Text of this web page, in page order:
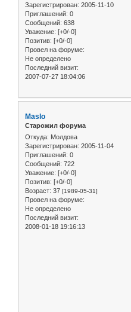
Зарегистрирован: 2005-11-10
Приглашений: 0
Сообщений: 638
Уважение: [+0/-0]
Позитив: [+0/-0]
Провел на форуме:
Не определено
Последний визит:
2007-07-27 18:04:06
Maslo
Старожил форума
Откуда: Молдова
Зарегистрирован: 2005-11-04
Приглашений: 0
Сообщений: 722
Уважение: [+0/-0]
Позитив: [+0/-0]
Возраст: 37 [1989-05-31]
Провел на форуме:
Не определено
Последний визит:
2008-01-18 19:16:13